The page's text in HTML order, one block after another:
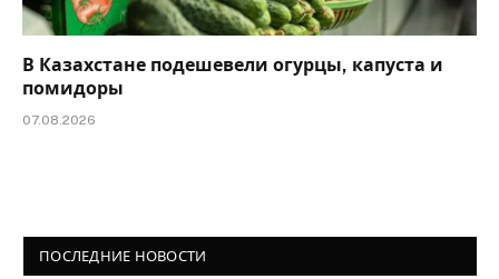
В Казахстане подешевели огурцы, капуста и
помидоры
07.08.2026
ПОСЛЕДНИЕ НОВОСТИ